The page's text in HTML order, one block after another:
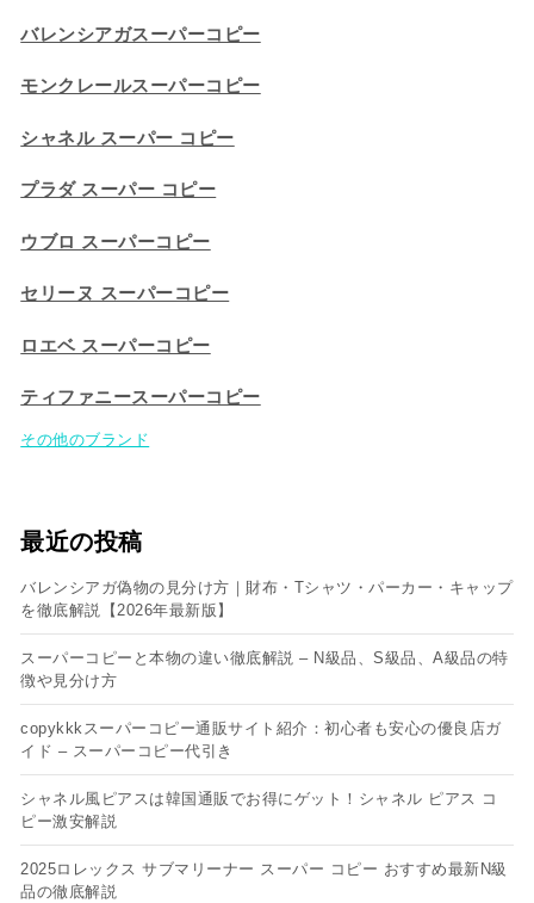
バレンシアガスーパーコピー
モンクレールスーパーコピー
シャネル スーパー コピー
プラダ スーパー コピー
ウブロ スーパーコピー
セリーヌ スーパーコピー​
ロエベ スーパーコピー
ティファニースーパーコピー
その他のブランド
最近の投稿
バレンシアガ偽物の見分け方｜財布・Tシャツ・パーカー・キャップ
を徹底解説【2026年最新版】
スーパーコピーと本物の違い徹底解説 – N級品、S級品、A級品の特
徴や見分け方
copykkkスーパーコピー通販サイト紹介：初心者も安心の優良店ガ
イド – スーパーコピー代引き
シャネル風ピアスは韓国通販でお得にゲット！シャネル ピアス コ
ピー​激安解説
2025ロレックス サブマリーナー スーパー コピー おすすめ最新N級
品の徹底解説